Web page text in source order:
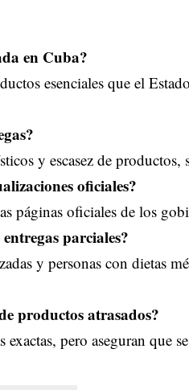
en Cuba?
esenciales que el
y escasez de
oficiales?
páginas oficiales de los
parciales?
y personas con dietas
productos atrasados?
pero aseguran que